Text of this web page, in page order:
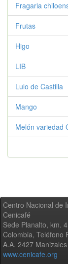
Fragaria
Frutas
Higo
LIB
Lulo de Castilla
Mango
Melón variedad
Centro Nacional de
Cenicafé
Sede Planalto, km.
Colombia, Teléfono
A.A. 2427 Manizales
www.cenicafe.org